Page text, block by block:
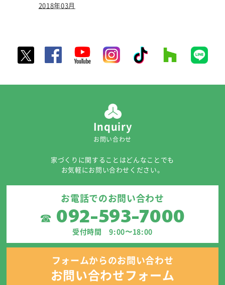
2018年03月
Inquiry
お問い合わせ
家づくりに関することはどんなことでも
お気軽にお問い合わせください。
お電話でのお問い合わせ
☎ 092-593-7000
受付時間 9:00〜18:00
フォームからのお問い合わせ
お問い合わせフォーム